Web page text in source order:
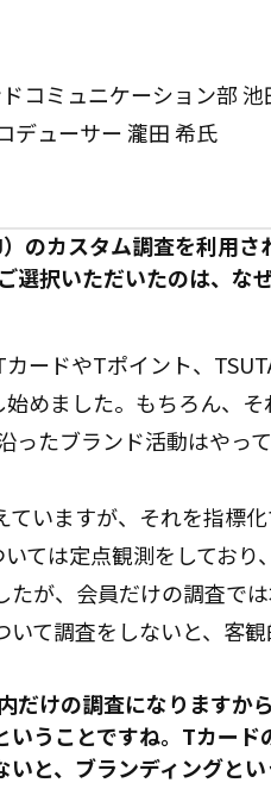
コミュニケーション部 池
デューサー 瀧田 希氏
のカスタム調査を利用さ
選択いただいたのは、な
ードやTポイント、
めました。もちろん、
ったブランド活動はやっ
いますが、それを指標
ては定点観測をしており
たが、会員だけの調査で
て調査をしないと、客
だけの調査になりますか
いうことですね。Tカード
と、ブランディングと